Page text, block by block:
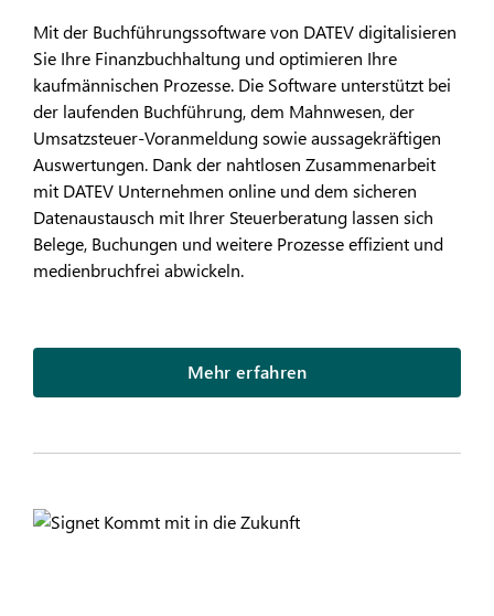
Mit der Buchführungssoftware von DATEV digitalisieren
Sie Ihre Finanzbuchhaltung und optimieren Ihre
kaufmännischen Prozesse. Die Software unterstützt bei
der laufenden Buchführung, dem Mahnwesen, der
Umsatzsteuer-Voranmeldung sowie aussagekräftigen
Auswertungen. Dank der nahtlosen Zusammenarbeit
mit DATEV Unternehmen online und dem sicheren
Datenaustausch mit Ihrer Steuerberatung lassen sich
Belege, Buchungen und weitere Prozesse effizient und
medienbruchfrei abwickeln.
Mehr erfahren